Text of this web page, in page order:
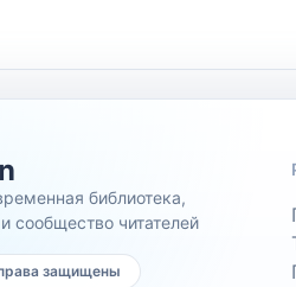
библиотека,
сообщество читателей
защищены